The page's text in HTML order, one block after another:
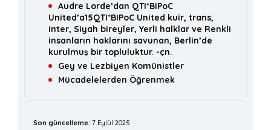
Audre Lorde’dan QTI*BIPoC
United’a15QTI*BIPoC United kuir, trans,
inter, Siyah bireyler, Yerli halklar ve Renkli
insanların haklarını savunan, Berlin’de
kurulmuş bir topluluktur. -çn.
Gey ve Lezbiyen Komünistler
Mücadelelerden Öğrenmek
Son güncelleme: 7 Eylül 2025